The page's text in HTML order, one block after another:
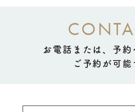
お電話または、予約
ご予約が可能